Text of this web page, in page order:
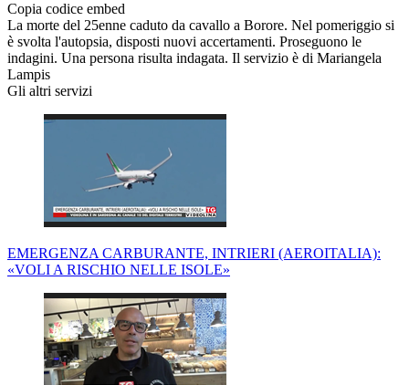
Copia codice embed
La morte del 25enne caduto da cavallo a Borore. Nel pomeriggio si
è svolta l'autopsia, disposti nuovi accertamenti. Proseguono le
indagini. Una persona risulta indagata. Il servizio è di Mariangela
Lampis
Gli altri servizi
EMERGENZA CARBURANTE, INTRIERI (AEROITALIA):
«VOLI A RISCHIO NELLE ISOLE»